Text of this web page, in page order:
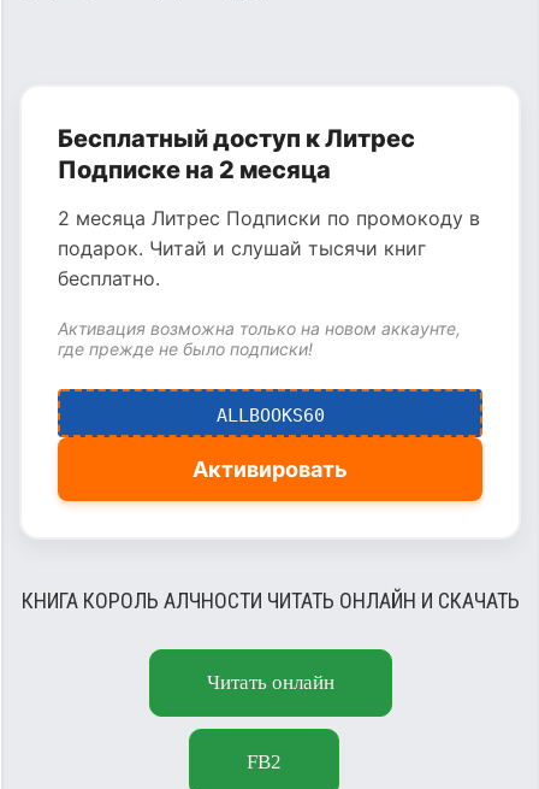
Бесплатный доступ к Литрес
Подписке на 2 месяца
2 месяца Литрес Подписки по промокоду в
подарок. Читай и слушай тысячи книг
бесплатно.
Активация возможна только на новом аккаунте,
где прежде не было подписки!
ALLBOOKS60
Активировать
КНИГА КОРОЛЬ АЛЧНОСТИ ЧИТАТЬ ОНЛАЙН И СКАЧАТЬ
Читать онлайн
FB2